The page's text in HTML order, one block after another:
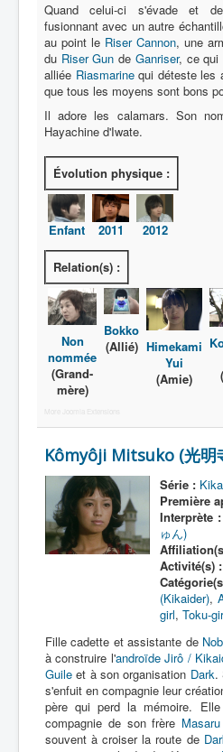
Entourage
Antagoniste
Monstre
Animal
Race
Archétype
Nom
Catégorie
Quand celui-ci s'évade et
fusionnant avec un autre
au point le Riser Cannon, une
du Riser Gun de Ganriser, ce qui
alliée Riasmarinequi déteste les
que tous les moyens sont bons
Il adore les calamars. Son
Hayachine d'Iwate.
Évolution physique :
Enfant 2011 2012
Relation(s) :
Non
nommée
(Grand-
mère)
Bokko
(Allié) Himekami
Yui
(Amie)
More Joomla Extensions
Kômyôji Mitsuko (光明
Série :
Première
Interprète :
ゅん)
Activité(s) :
(Kikaider),
girl, Toku-
Fille cadette et assistante de
à construire l'androïde Jirô /
Guile et à son organisation Dark.
s'enfuit en compagnie leur
père qui perd la mémoire.
compagnie de son frère Masaru
souvent à croiser la route de